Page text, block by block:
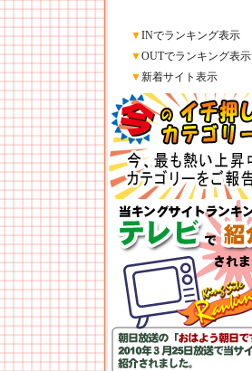
▼INでランキング表示
▼OUTでランキング表示
▼新着サイト表示